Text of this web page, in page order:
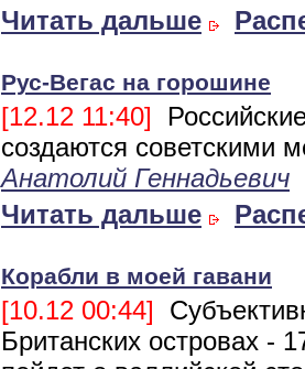
Читать дальше
Рус-Вегас на горошине
[12.12 11:40]
создаются советскими
Анатолий Геннадьевич
Читать дальше
Корабли в моей гавани
[10.12 00:44]
Британских островах -